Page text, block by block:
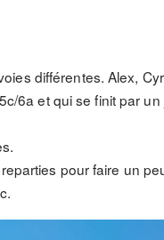
différentes. Alex,
6a et qui se finit par
pour faire un